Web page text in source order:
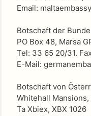
Email:
Botschaft der
PO Box 48, Marsa
Tel: 33 65 20/31.
E-Mail:
Botschaft von
Whitehall
Ta Xbiex, XBX 1026